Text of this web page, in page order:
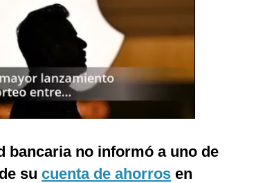
bancaria no informó a uno de
su cuenta de ahorros en